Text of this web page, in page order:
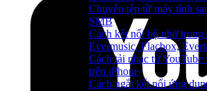
Chuyển tệp từ máy tính
SMB
Cách kết nối bộ nhớ
Evermusic, Flacbox,
Cách tải nhạc từ
trên iPhone
Cách ngắt kết nối ứng